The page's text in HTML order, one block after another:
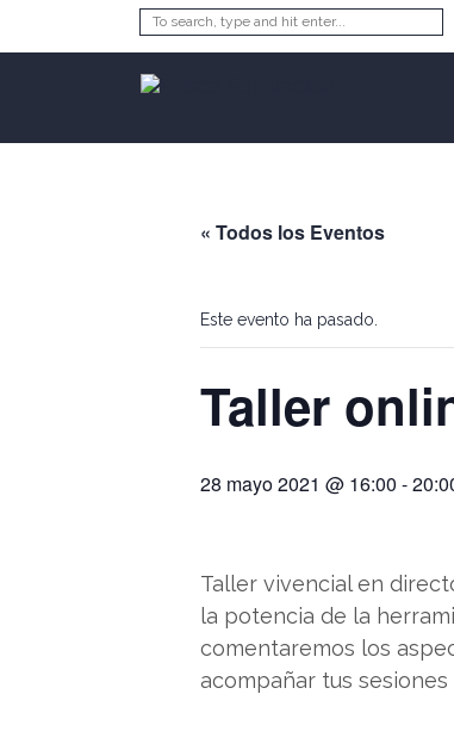
« Todos los Eventos
Este evento ha pasado.
Taller
28 mayo 2021 @ 16:00 -
Taller vivencial en
la potencia de la
comentaremos los
acompañar tus